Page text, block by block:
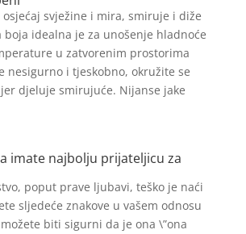
osjećaj svježine i mira, smiruje i diže
idealna je za unošenje hladnoće
u zatvorenim prostorima
nesigurno i tjeskobno, okružite se
djeluje smirujuće. Nijanse jake
imate najbolju prijateljicu za
poput prave ljubavi, teško je naći
sljedeće znakove u vašem odnosu
biti sigurni da je ona \”ona